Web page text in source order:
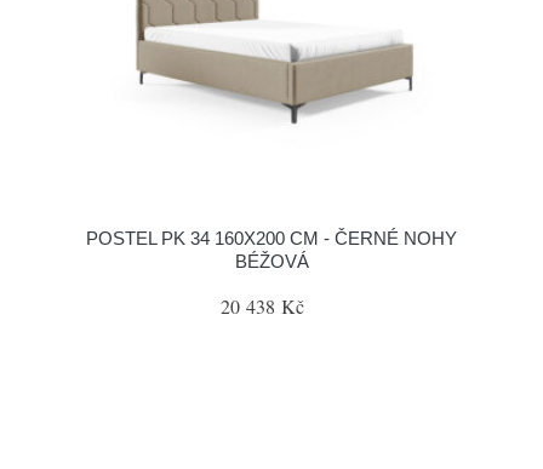
POSTEL PK 34 160X200 CM - ČERNÉ NOHY
BÉŽOVÁ
20 438 Kč